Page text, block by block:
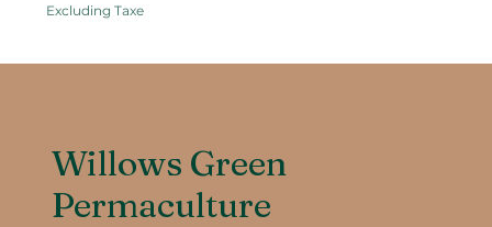
Excluding Taxe
Willows Green
Permaculture